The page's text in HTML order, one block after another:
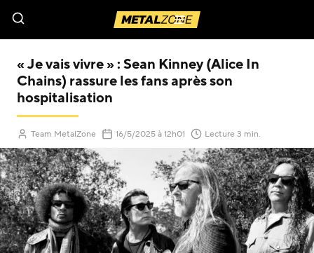
Menu
« Je vais vivre » : Sean Kinney (Alice In
Chains) rassure les fans après son
hospitalisation
Team MetalZone 16/5/2025(Mis à jour le )
à 12h01 Lecture 3 min.